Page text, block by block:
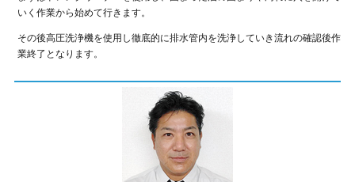
いく作業から始めて行きます。
その後高圧洗浄機を使用し徹底的に排水管内を洗浄していき流れの確認後作
業終了となります。